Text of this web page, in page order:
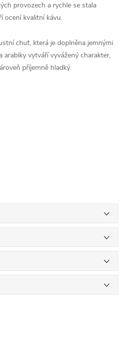
provozech a rychle se stala
ocení kvalitní kávu.
chuť, která je doplněna jemnými
arabiky vytváří vyvážený charakter,
příjemně hladký.